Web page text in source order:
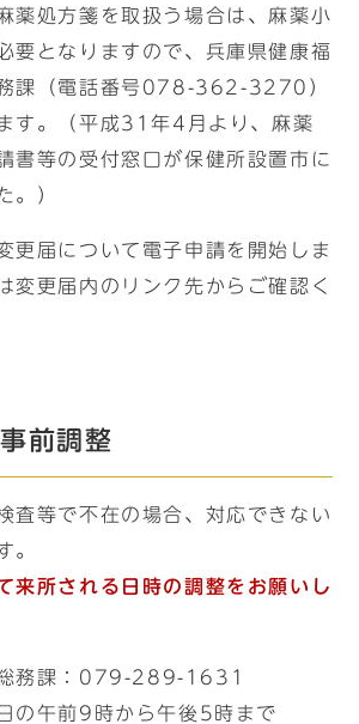
薬処方箋を取扱う場合は、麻薬小
要となりますので、兵庫県健康福
課（電話番号078-362-3270）
す。（平成31年4月より、麻薬
書等の受付窓口が保健所設置市に
。）
更届について電子申請を開始しま
変更届内のリンク先からご確認く
前調整
査等で不在の場合、対応できない
。
来所される日時の調整をお願いし
務課：079-289-1631
の午前9時から午後5時まで